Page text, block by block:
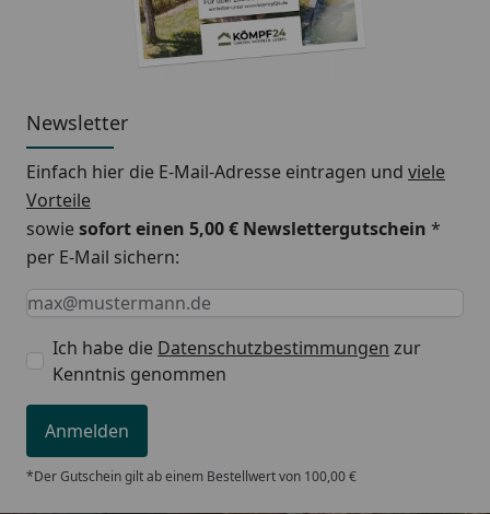
Newsletter
Einfach hier die E-Mail-Adresse eintragen und viele
Vorteile
sowiesofort einen 5,00 € Newslettergutschein *
per E-Mail sichern:
Keine Eingabe erforderlich
Eingabe erforderlich
E-Mail *
Ich habe die Datenschutzbestimmungen zur
Kenntnis genommen
Anmelden
*Der Gutschein gilt ab einem Bestellwert von 100,00 €